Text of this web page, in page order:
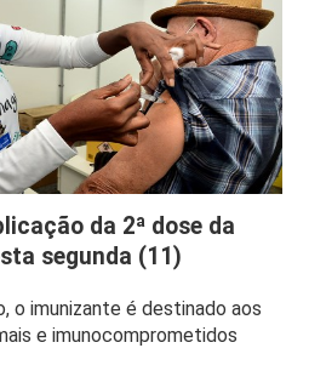
da 2ª dose da
segunda (11)
o imunizante é destinado aos
e imunocomprometidos